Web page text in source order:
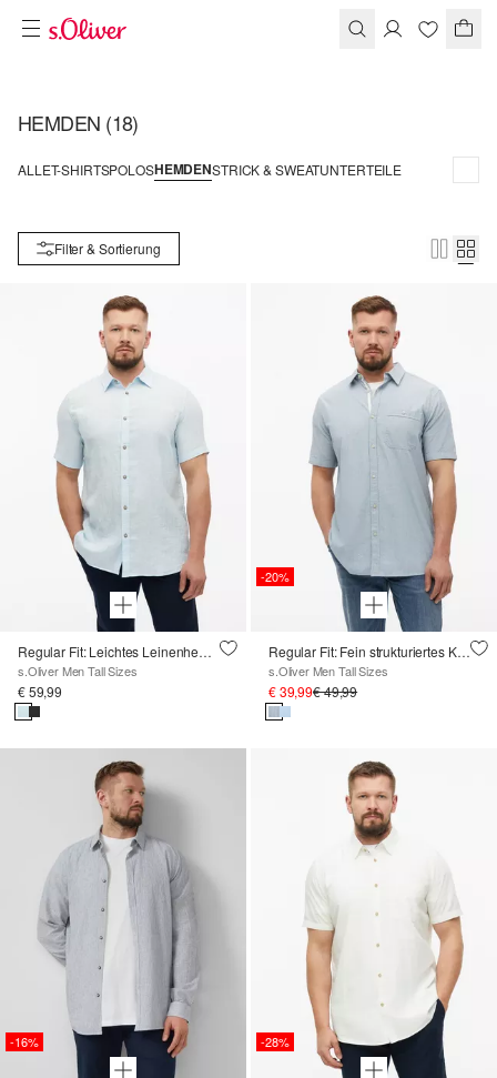
HEMDEN (18)
ALLET-SHIRTSPOLOSHEMDENSTRICK & SWEATUNTERTEILE
Filter & Sortierung
Regular Fit: Leichtes Leinenhemd mit Kentkragen
s.Oliver Men Tall Sizes
€ 59,99
-20%
Regular Fit: Fein strukturiertes Kurzarmhemd
s.Oliver Men Tall Sizes
€ 39,99€ 49,99
-16% -28%